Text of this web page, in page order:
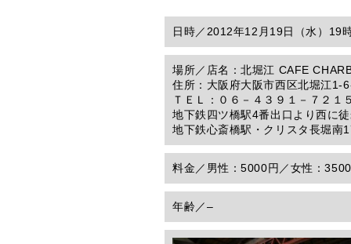
日時／ 2012年12月19日（水）19
場所／ 店名：北堀江 CAFE
住所：大阪府大阪市西区北堀江1-
ＴＥＬ：０６－４３９１－７２１
地下鉄四ツ橋駅4番出口より西に
地下鉄心斎橋駅・クリスタ長堀南
料金／ 男性：5000円／女性：
年齢／–